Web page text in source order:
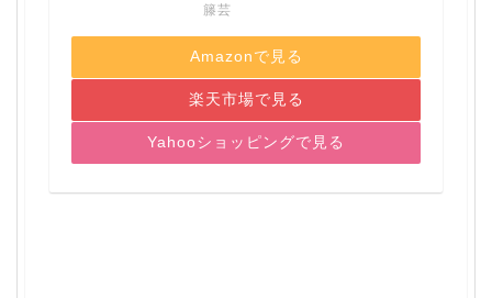
籐芸
Amazonで見る
楽天市場で見る
Yahooショッピングで見る